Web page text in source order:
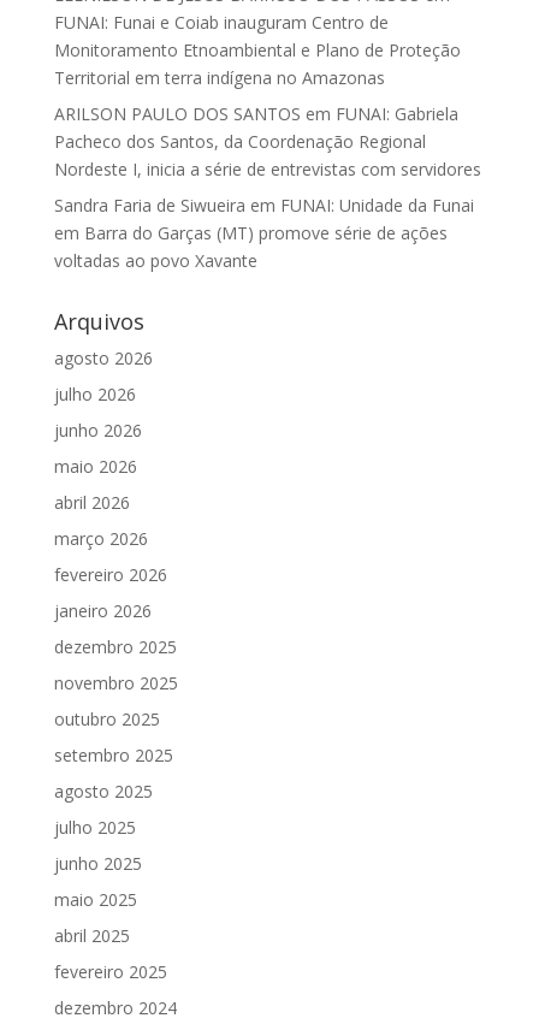
FUNAI: Funai e Coiab inauguram Centro de
Monitoramento Etnoambiental e Plano de Proteção
Territorial em terra indígena no Amazonas
ARILSON PAULO DOS SANTOS em FUNAI: Gabriela
Pacheco dos Santos, da Coordenação Regional
Nordeste I, inicia a série de entrevistas com servidores
Sandra Faria de Siwueira em FUNAI: Unidade da Funai
em Barra do Garças (MT) promove série de ações
voltadas ao povo Xavante
Arquivos
agosto 2026
julho 2026
junho 2026
maio 2026
abril 2026
março 2026
fevereiro 2026
janeiro 2026
dezembro 2025
novembro 2025
outubro 2025
setembro 2025
agosto 2025
julho 2025
junho 2025
maio 2025
abril 2025
fevereiro 2025
dezembro 2024